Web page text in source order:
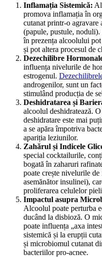
Inflamația Sistemică:
promova inflamația în
cutanat printr-o
(papule, pustule,
în prezența alcoolului pot
și pot altera procesul de
Dezechilibre
influența nivelurile de
estrogenul.
androgenilor, sunt un
stimulând producția de
Deshidratarea și
alcoolul deshidratează.
deshidratare este mai
a se apăra împotriva
apariția leziunilor.
Zahărul și Indicele
special cocktailurile,
bogată în zaharuri
poate crește nivelurile
asemănător insulinei),
proliferarea celulelor
Impactul asupra
Alcoolul poate perturba
ducând la disbioză. O
poate influența „axa
sistemică și la erupții
și microbiomul cutanat
bacteriilor pro-acnee.